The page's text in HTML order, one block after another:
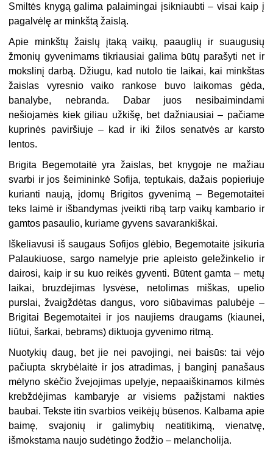
Smiltės knygą galima palaimingai įsikniaubti – visai kaip į
pagalvėlę ar minkštą žaislą.
Apie minkštų žaislų įtaką vaikų, paauglių ir suaugusių
žmonių gyvenimams tikriausiai galima būtų parašyti net ir
mokslinį darbą. Džiugu, kad nutolo tie laikai, kai minkštas
žaislas vyresnio vaiko rankose buvo laikomas gėda,
banalybe, nebranda. Dabar juos nesibaimindami
nešiojamės kiek giliau užkišę, bet dažniausiai – pačiame
kuprinės paviršiuje – kad ir iki žilos senatvės ar karsto
lentos.
Brigita Begemotaitė yra žaislas, bet knygoje ne mažiau
svarbi ir jos šeimininkė Sofija, teptukais, dažais popieriuje
kurianti naują, įdomų Brigitos gyvenimą – Begemotaitei
teks laimė ir išbandymas įveikti ribą tarp vaikų kambario ir
gamtos pasaulio, kuriame gyvens savarankiškai.
Iškeliavusi iš saugaus Sofijos glėbio, Begemotaitė įsikuria
Palaukiuose, sargo namelyje prie apleisto geležinkelio ir
dairosi, kaip ir su kuo reikės gyventi. Būtent gamta – metų
laikai, bruzdėjimas lysvėse, netolimas miškas, upelio
purslai, žvaigždėtas dangus, voro siūbavimas palubėje –
Brigitai Begemotaitei ir jos naujiems draugams (kiaunei,
liūtui, šarkai, bebrams) diktuoja gyvenimo ritmą.
Nuotykių daug, bet jie nei pavojingi, nei baisūs: tai vėjo
pačiupta skrybėlaitė ir jos atradimas, į banginį panašaus
mėlyno skėčio žvejojimas upelyje, nepaaiškinamos kilmės
krebždėjimas kambaryje ar visiems pažįstami nakties
baubai. Tekste itin svarbios veikėjų būsenos. Kalbama apie
baimę, svajonių ir galimybių neatitikimą, vienatvę,
išmokstama naujo sudėtingo žodžio – melancholija.